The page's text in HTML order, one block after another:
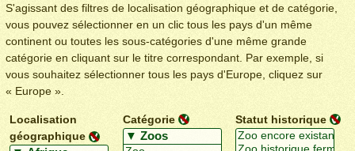
S'agissant des filtres de localisation géographique et de catégorie,
vous pouvez sélectionner en un clic tous les pays d'un même
continent ou toutes les sous-catégories d'une même grande
catégorie en cliquant sur le titre correspondant. Par exemple, si
vous souhaitez sélectionner tous les pays d'Europe, cliquez sur
« Europe ».
Localisation
géographique
Catégorie Statut historique